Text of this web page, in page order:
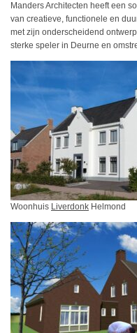
Manders Architecten heeft een
van creatieve, functionele en
met zijn onderscheidend
sterke speler in Deurne en
Woonhuis Liverdonk Helmond